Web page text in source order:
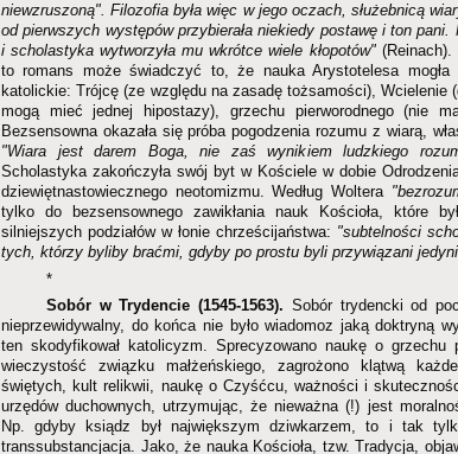
niewzruszoną". Filozofia była więc w jego oczach, służebnicą
od pierwszych występów przybierała niekiedy postawę i ton pani.
i scholastyka wytworzyła mu wkrótce wiele kłopotów" (Reinach).
to romans może świadczyć to, że nauka Arystotelesa mogła
katolickie: Trójcę (ze względu na zasadę tożsamości), Wcielenie
mogą mieć jednej hipostazy), grzechu pierworodnego (nie
Bezsensowna okazała się próba pogodzenia rozumu z wiarą,
"Wiara jest darem Boga, nie zaś wynikiem ludzkiego
Scholastyka zakończyła swój byt w Kościele w dobie
dziewiętnastowiecznego neotomizmu. Według Woltera
tylko do bezsensownego zawikłania nauk Kościoła, które
silniejszych podziałów w łonie chrześcijaństwa: "subtelności
tych, którzy byliby braćmi, gdyby po prostu byli przywiązani
*
Sobór w Trydencie (1545-1563). Sobór trydencki od
nieprzewidywalny, do końca nie było wiadomoz jaką doktryną
ten skodyfikował katolicyzm. Sprecyzowano naukę o grzechu
wieczystość związku małżeńskiego, zagrożono klątwą
świętych, kult relikwii, naukę o Czyśćcu, ważności i
urzędów duchownych, utrzymując, że nieważna (!) jest
Np. gdyby ksiądz był największym dziwkarzem, to i tak
transsubstancjacja. Jako, że nauka Kościoła, tzw. Tradycja,